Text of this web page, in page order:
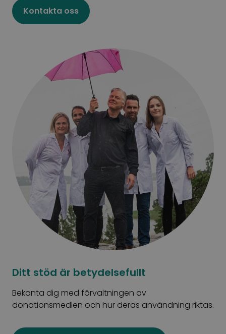
Kontakta oss
Ditt stöd är betydelsefullt
Bekanta dig med förvaltningen av
donationsmedlen och hur deras användning riktas.